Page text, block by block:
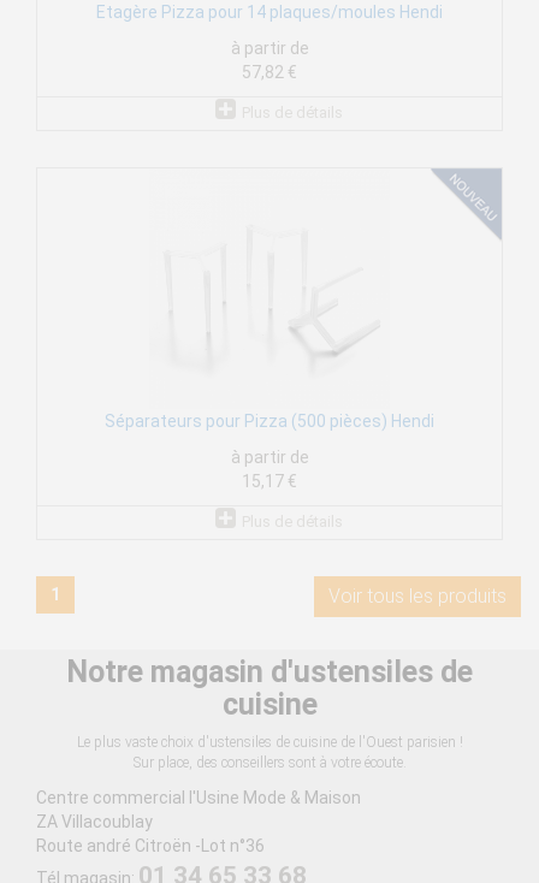
Etagère Pizza pour 14 plaques/moules Hendi
à partir de
57,82 €
Séparateurs pour Pizza (500 pièces) Hendi
à partir de
15,17 €
1 Voir tous les produits
Notre magasin d'ustensiles de
cuisine
Le plus vaste choix d'ustensiles de cuisine de l'Ouest parisien !
Sur place, des conseillers sont à votre écoute.
Centre commercial l'Usine Mode & Maison
ZA Villacoublay
Route andré Citroën -Lot n°36
Tél magasin: 01 34 65 33 68